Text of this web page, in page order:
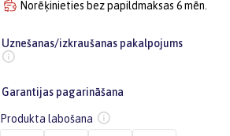
Norēķinieties bez papildmaksas 6 mēn.
Uznešanas/izkraušanas pakalpojums
Garantijas pagarināšana
Produkta labošana